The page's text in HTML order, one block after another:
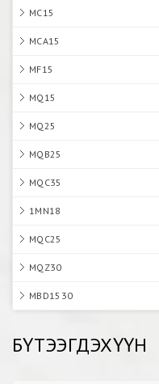
MC15
MCA15
MF15
MQ15
MQ25
MQB25
MQC35
1MN18
MQC25
MQZ30
MBD1530
БҮТЭЭГДЭХҮҮН